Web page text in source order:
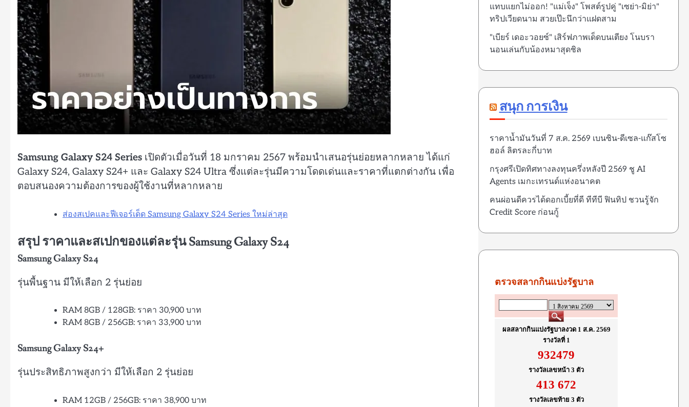
Samsung Galaxy S24 Series เปิดตัวเมื่อวันที่ 18 มกราคม 2567 พร้อมนำเสนอรุ่นย่อยหลากหลาย ได้แก่
Galaxy S24, Galaxy S24+ และ Galaxy S24 Ultra ซึ่งแต่ละรุ่นมีความโดดเด่นและราคาที่แตกต่างกัน เพื่อ
ตอบสนองความต้องการของผู้ใช้งานที่หลากหลาย
ส่องสเปคและฟีเจอร์เด็ด Samsung Galaxy S24 Series ใหม่ล่าสุด
สรุป ราคาและสเปกของแต่ละรุ่น Samsung Galaxy S24
Samsung Galaxy S24
รุ่นพื้นฐาน มีให้เลือก 2 รุ่นย่อย
RAM 8GB / 128GB: ราคา 30,900 บาท
RAM 8GB / 256GB: ราคา 33,900 บาท
Samsung Galaxy S24+
รุ่นประสิทธิภาพสูงกว่า มีให้เลือก 2 รุ่นย่อย
RAM 12GB / 256GB: ราคา 38,900 บาท
แทบแยกไม่ออก! "แม่เจ็ง" โพสต์รูปคู่ "เซย่า-มิย่า"
ทริปเวียดนาม สวยเป๊ะนึกว่าแฝดสาม
"เบียร์ เดอะวอยซ์" เสิร์ฟภาพเด็ดบนเตียง โนบรา
นอนเล่นกับน้องหมาสุดชิล
สนุก การเงิน
ราคาน้ำมันวันที่ 7 ส.ค. 2569 เบนซิน-ดีเซล-แก๊สโซ
ฮอล์ ลิตรละกี่บาท
กรุงศรีเปิดทิศทางลงทุนครึ่งหลังปี 2569 ชู AI
Agents เมกะเทรนด์แห่งอนาคต
คนผ่อนดีควรได้ดอกเบี้ยที่ดี ทีทีบี ฟินทิป ชวนรู้จัก
Credit Score ก่อนกู้